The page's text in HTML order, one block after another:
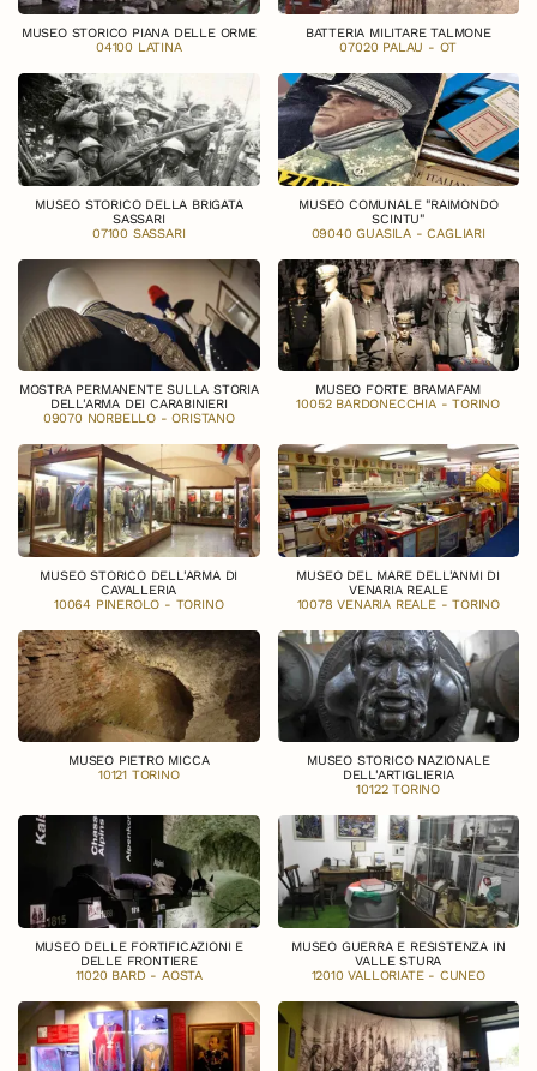
MUSEO STORICO PIANA DELLE ORME
04100 LATINA
BATTERIA MILITARE TALMONE
07020 PALAU - OT
MUSEO STORICO DELLA BRIGATA
SASSARI
07100 SASSARI
MUSEO COMUNALE "RAIMONDO
SCINTU"
09040 GUASILA - CAGLIARI
MOSTRA PERMANENTE SULLA STORIA
DELL'ARMA DEI CARABINIERI
09070 NORBELLO - ORISTANO
MUSEO FORTE BRAMAFAM
10052 BARDONECCHIA - TORINO
MUSEO STORICO DELL'ARMA DI
CAVALLERIA
10064 PINEROLO - TORINO
MUSEO DEL MARE DELL'ANMI DI
VENARIA REALE
10078 VENARIA REALE - TORINO
MUSEO PIETRO MICCA
10121 TORINO
MUSEO STORICO NAZIONALE
DELL'ARTIGLIERIA
10122 TORINO
MUSEO DELLE FORTIFICAZIONI E
DELLE FRONTIERE
11020 BARD - AOSTA
MUSEO GUERRA E RESISTENZA IN
VALLE STURA
12010 VALLORIATE - CUNEO